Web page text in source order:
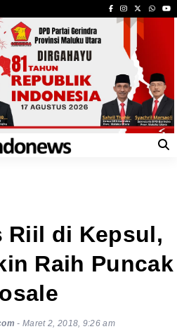
Riil di Kepsul,
Raih Puncak
- Maret 2, 2018, 9:26 am